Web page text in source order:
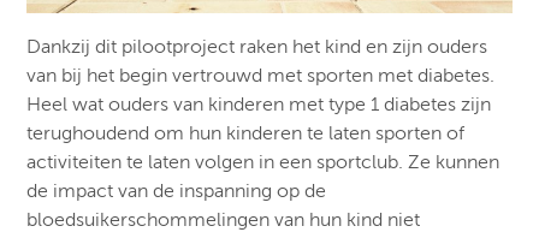
Dankzij dit pilootproject raken het kind en zijn ouders
van bij het begin vertrouwd met sporten met diabetes.
Heel wat ouders van kinderen met type 1 diabetes zijn
terughoudend om hun kinderen te laten sporten of
activiteiten te laten volgen in een sportclub. Ze kunnen
de impact van de inspanning op de
bloedsuikerschommelingen van hun kind niet